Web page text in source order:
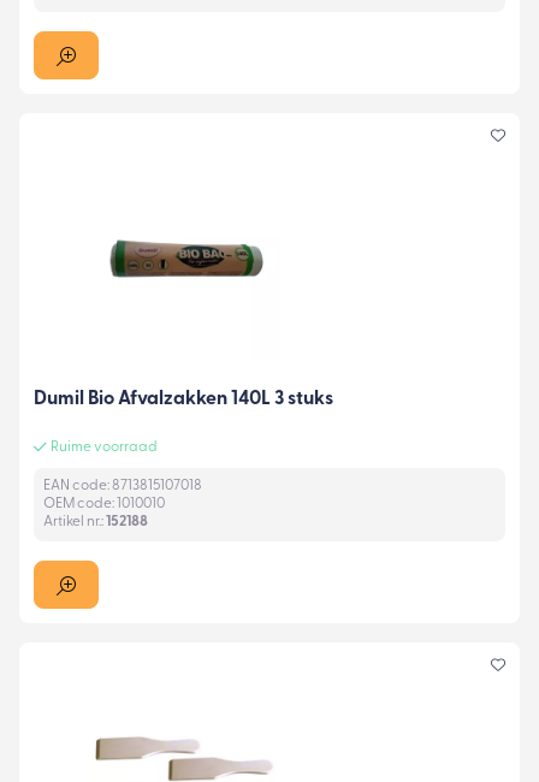
Dumil Bio Afvalzakken 140L 3 stuks
Ruime voorraad
EAN code: 8713815107018
OEM code: 1010010
Artikel nr.:152188